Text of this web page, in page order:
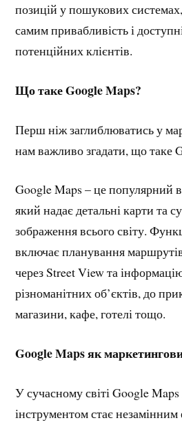
позицій у пошукових
самим привабливість і
потенційних клієнтів.
Що таке Google Maps?
Перш ніж заглиблюватись у
нам важливо згадати, що таке
Google Maps – це популярний
який надає детальні карти та
зображення всього світу.
включає планування
через Street View та
різноманітних об’єктів, до
магазини, кафе, готелі тощо.
Google Maps як
У сучасному світі Google
інструментом стає